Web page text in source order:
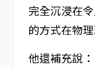
完全沉浸在
的方式在物
他還補充說